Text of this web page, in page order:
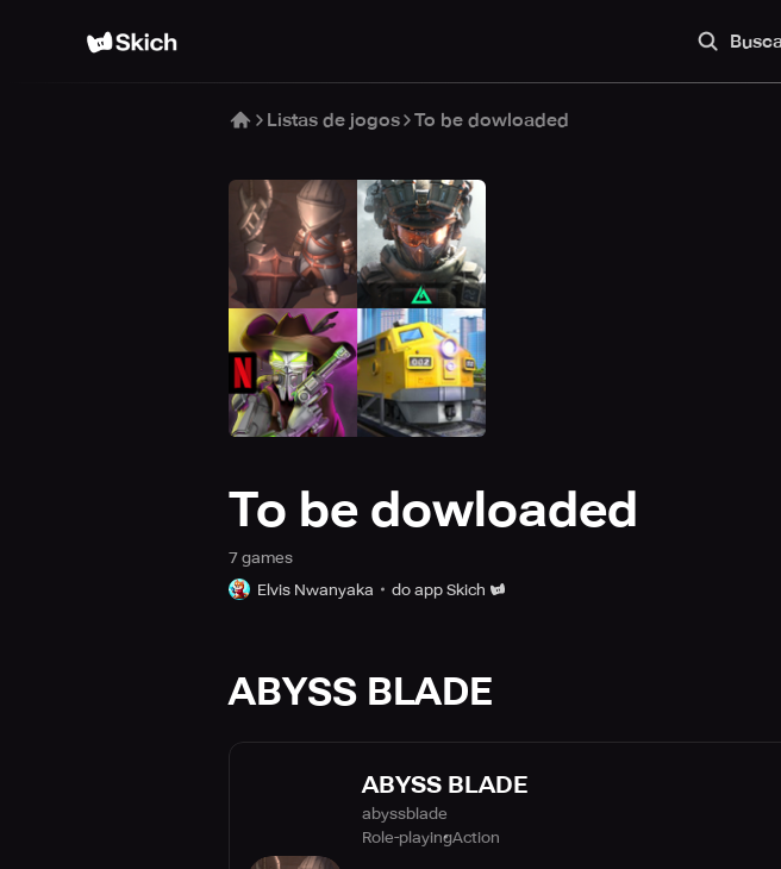
Listas de jogos To be dowloaded
To be dowloaded
7 games
Elvis Nwanyaka
do app Skich
ABYSS BLADE
ABYSS BLADE
abyssblade
Role-playingAction